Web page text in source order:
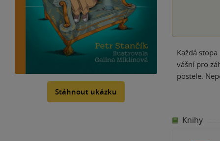
Stáhnout ukázku
Každá
vášní pro
postele.
Knihy